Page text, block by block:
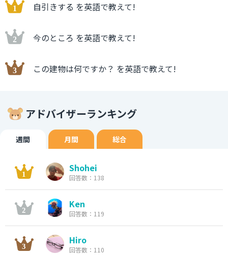
自引きする を英語で教えて!
今のところ を英語で教えて!
この建物は何ですか？ を英語で教えて!
アドバイザーランキング
週間 月間 総合
Shohei
回答数：138
Ken
回答数：119
Hiro
回答数：110